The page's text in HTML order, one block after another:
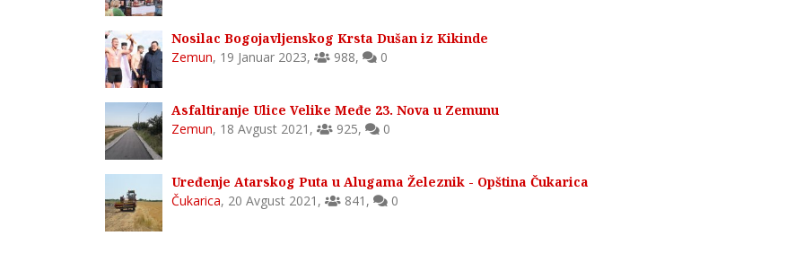
Nosilac Bogojavljenskog Krsta Dušan iz Kikinde
Zemun, 19 Januar 2023, 988, 0
Asfaltiranje Ulice Velike Međe 23. Nova u Zemunu
Zemun, 18 Avgust 2021 , 925, 0
Uređenje Atarskog Puta u Alugama Železnik - Opština Čukarica
Čukarica, 20 Avgust 2021 , 841 , 0